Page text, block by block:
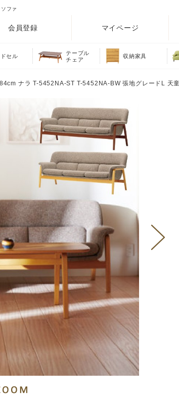
ファ
会員登録 マイページ
セル
テーブル
チェア
収納家具
ナラ T-5452NA-ST T-5452NA-BW 張地グレードL 天